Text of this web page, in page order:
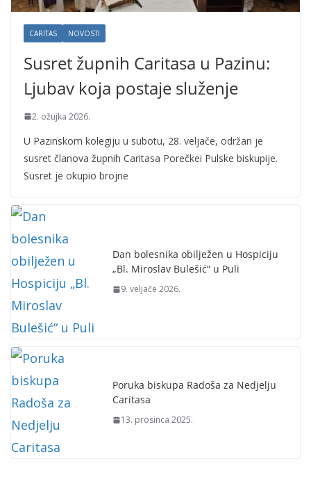
CARITAS NOVOSTI
Susret župnih Caritasa u Pazinu:
Ljubav koja postaje služenje
2. ožujka 2026.
U Pazinskom kolegiju u subotu, 28. veljače, održan je
susret članova župnih Caritasa Porečkei Pulske biskupije.
Susret je okupio brojne
Dan bolesnika obilježen u Hospiciju
„Bl. Miroslav Bulešić“ u Puli
9. veljače 2026.
Poruka biskupa Radoša za Nedjelju
Caritasa
13. prosinca 2025.